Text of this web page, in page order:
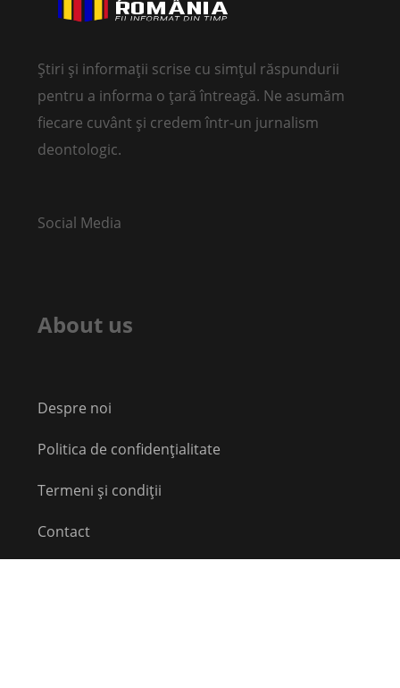
Știri și informații scrise cu simțul răspundurii
pentru a informa o țară întreagă. Ne asumăm
fiecare cuvânt și credem într-un jurnalism
deontologic.
Social Media
About us
Despre noi
Politica de confidențialitate
Termeni și condiții
Contact